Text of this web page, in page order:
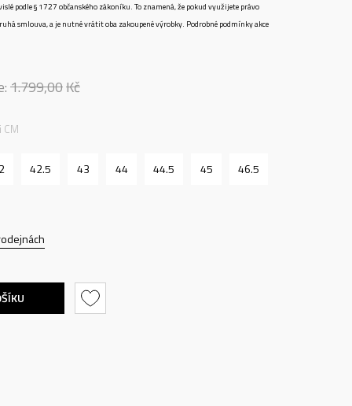
podle § 1727 občanského zákoníku. To znamená, že pokud využijete právo
smlouva, a je nutné vrátit oba zakoupené výrobky. Podrobné podmínky akce
1.799,00Kč
42.5 43 44 44.5 45 46.5